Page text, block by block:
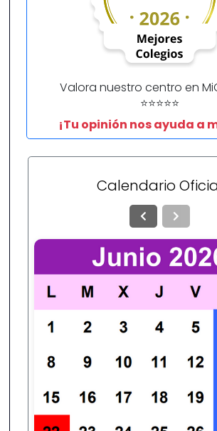
Valora nuestro centro en
⭐⭐⭐⭐⭐
¡Tu opinión nos ayuda a
Calendario